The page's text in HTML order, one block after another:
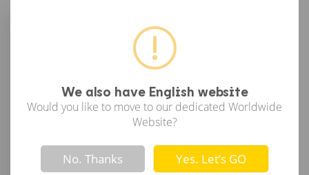
We also have English website
Would you like to move to our dedicated Worldwide
Website?
! Not valid!
No. Thanks Yes. Let’s GO
เข้าสู่ระบบด้วย Google
or